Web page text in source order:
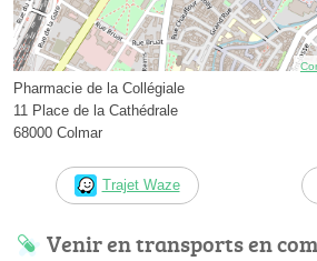
Pharmacie de la Collégiale
11 Place de la Cathédrale
68000 Colmar
Trajet Waze
Venir en transports en